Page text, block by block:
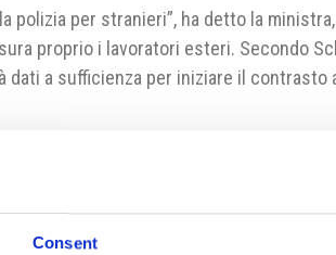
Consent
polizia per stranieri”, ha detto la
proprio i lavoratori esteri. Secondo
dati a sufficienza per iniziare il contrasto
#Lavoro Nero